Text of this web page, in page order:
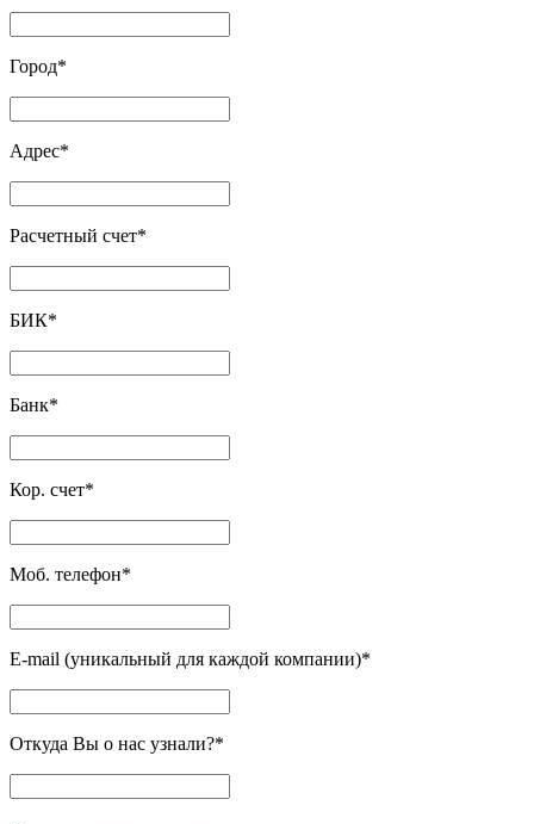
Город*
Адрес*
Расчетный счет*
БИК*
Банк*
Кор. счет*
Моб. телефон*
E-mail (уникальный для каждой компании)*
Откуда Вы о нас узнали?*